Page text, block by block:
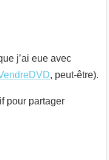
j’ai eue avec
, peut-être).
pour partager